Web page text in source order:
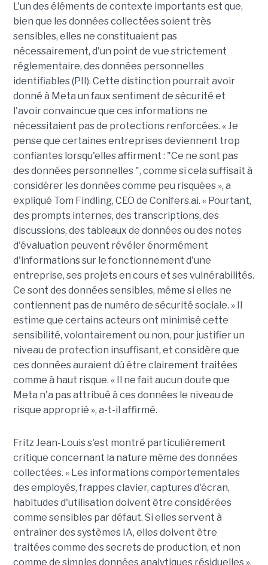
L'un des éléments de contexte importants est que,
bien que les données collectées soient très
sensibles, elles ne constituaient pas
nécessairement, d'un point de vue strictement
réglementaire, des données personnelles
identifiables (PII). Cette distinction pourrait avoir
donné à Meta un faux sentiment de sécurité et
l'avoir convaincue que ces informations ne
nécessitaient pas de protections renforcées. « Je
pense que certaines entreprises deviennent trop
confiantes lorsqu'elles affirment : "Ce ne sont pas
des données personnelles ", comme si cela suffisait à
considérer les données comme peu risquées », a
expliqué Tom Findling, CEO de Conifers.ai. « Pourtant,
des prompts internes, des transcriptions, des
discussions, des tableaux de données ou des notes
d'évaluation peuvent révéler énormément
d'informations sur le fonctionnement d'une
entreprise, ses projets en cours et ses vulnérabilités.
Ce sont des données sensibles, même si elles ne
contiennent pas de numéro de sécurité sociale. » Il
estime que certains acteurs ont minimisé cette
sensibilité, volontairement ou non, pour justifier un
niveau de protection insuffisant, et considère que
ces données auraient dû être clairement traitées
comme à haut risque. « Il ne fait aucun doute que
Meta n'a pas attribué à ces données le niveau de
risque approprié », a-t-il affirmé.
Fritz Jean-Louis s'est montré particulièrement
critique concernant la nature même des données
collectées. « Les informations comportementales
des employés, frappes clavier, captures d'écran,
habitudes d'utilisation doivent être considérées
comme sensibles par défaut. Si elles servent à
entraîner des systèmes IA, elles doivent être
traitées comme des secrets de production, et non
comme de simples données analytiques résiduelles »,